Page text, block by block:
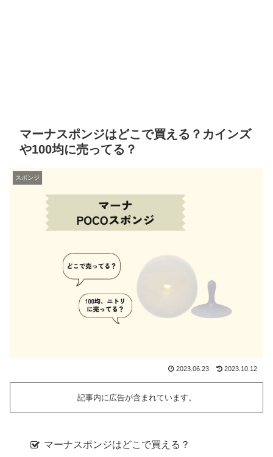
マーナスポンジはどこで買える？カインズ
や100均に売ってる？
スポンジ
2023.06.23 2023.10.12
記事内に広告が含まれています。
マーナスポンジはどこで買える？